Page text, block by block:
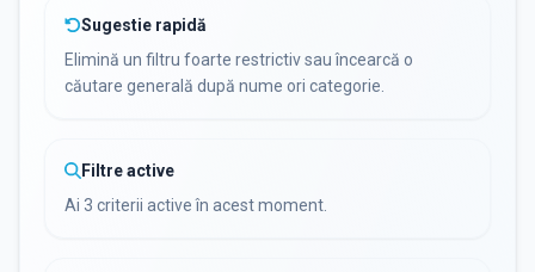
Sugestie rapidă
Elimină un filtru foarte restrictiv sau încearcă o
căutare generală după nume ori categorie.
Filtre active
Ai 3 criterii active în acest moment.